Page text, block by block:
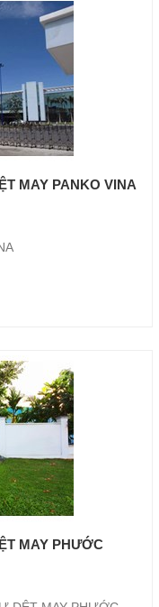
MAY PANKO VINA
MAY PHƯỚC